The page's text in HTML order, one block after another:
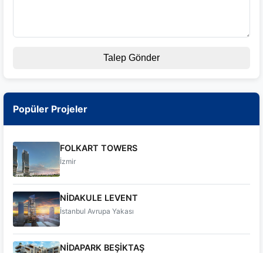
Talep Gönder
Popüler Projeler
FOLKART TOWERS
İzmir
NİDAKULE LEVENT
İstanbul Avrupa Yakası
NİDAPARK BEŞİKTAŞ